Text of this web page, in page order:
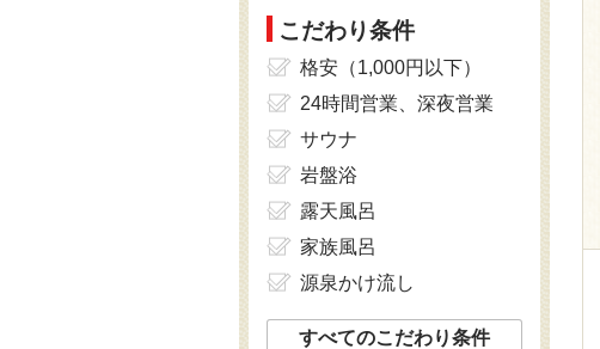
こだわり条件
格安（1,000円以下）
24時間営業、深夜営業
サウナ
岩盤浴
露天風呂
家族風呂
源泉かけ流し
すべてのこだわり条件